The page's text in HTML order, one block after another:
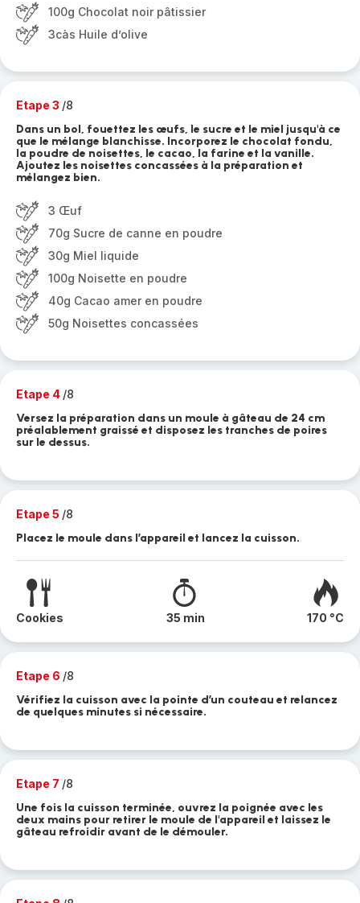
100g Chocolat noir pâtissier
3càs Huile d’olive
Etape 3 /8
Dans un bol, fouettez les œufs, le sucre et le miel jusqu'à ce
que le mélange blanchisse. Incorporez le chocolat fondu,
la poudre de noisettes, le cacao, la farine et la vanille.
Ajoutez les noisettes concassées à la préparation et
mélangez bien.
3 Œuf
70g Sucre de canne en poudre
30g Miel liquide
100g Noisette en poudre
40g Cacao amer en poudre
50g Noisettes concassées
Etape 4 /8
Versez la préparation dans un moule à gâteau de 24 cm
préalablement graissé et disposez les tranches de poires
sur le dessus.
Etape 5 /8
Placez le moule dans l’appareil et lancez la cuisson.
Cookies 35 min 170 °C
Etape 6 /8
Vérifiez la cuisson avec la pointe d’un couteau et relancez
de quelques minutes si nécessaire.
Etape 7 /8
Une fois la cuisson terminée, ouvrez la poignée avec les
deux mains pour retirer le moule de l'appareil et laissez le
gâteau refroidir avant de le démouler.